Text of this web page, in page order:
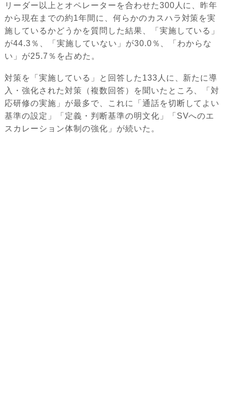
リーダー以上とオペレーターを合わせた300人に、昨年
から現在までの約1年間に、何らかのカスハラ対策を実
施しているかどうかを質問した結果、「実施している」
が44.3％、「実施していない」が30.0％、「わからな
い」が25.7％を占めた。
対策を「実施している」と回答した133人に、新たに導
入・強化された対策（複数回答）を聞いたところ、「対
応研修の実施」が最多で、これに「通話を切断してよい
基準の設定」「定義・判断基準の明文化」「SVへのエ
スカレーション体制の強化」が続いた。